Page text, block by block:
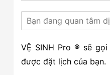
VỆ SINH Pro ® sẽ
được đặt lịch của bạn.